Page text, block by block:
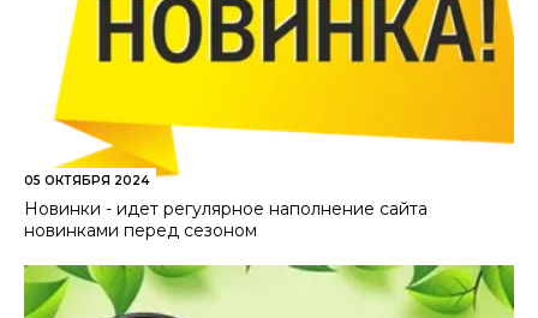
05 ОКТЯБРЯ 2024
Новинки - идет регулярное наполнение сайта
новинками перед сезоном